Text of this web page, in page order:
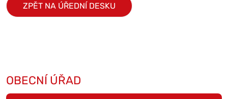
ZPĚT NA ÚŘEDNÍ DESKU
OBECNÍ ÚŘAD